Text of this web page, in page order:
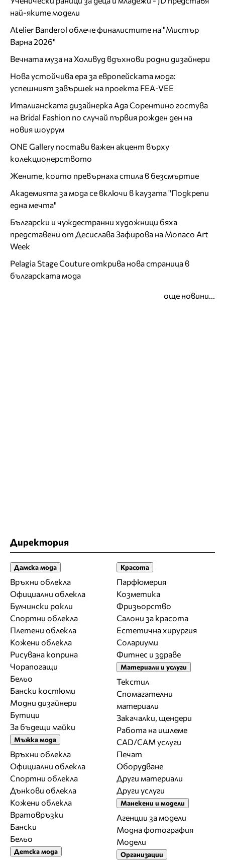
най-яките модели
Atelier Banderol облече финалистите на "Мистър
Варна 2026"
Вечната муза на Холивуд вдъхнови родни дизайнери
Нова устойчива ера за европейската мода:
успешният завършек на проекта FEA-VEE
Италианската дизайнерка Ада Сорентино гостува
на Bridal Fashion по случай първия рожден ден на
новия шоурум
ONE Gallery постави важен акцент върху
колекционерството
Жените, които превърнаха стила в безсмъртие
Академията за мода се включи в каузата "Подкрепи
една мечта"
Български и чуждестранни художници бяха
представени от Десислава Зафирова на Monaco Art
Week
Pelagia Stage Couture открива нова страница в
българската мода
още новини...
Директория
Дамска мода
Връхни облекла
Официални облекла
Булчински рокли
Спортни облекла
Плетени облекла
Кожени облекла
Рисувана коприна
Чорапогащи
Бельо
Бански костюми
Модни дизайнери
Бутици
За бъдещи майки
Мъжка мода
Връхни облекла
Официални облекла
Спортни облекла
Дънкови облекла
Кожени облекла
Вратовръзки
Бански
Бельо
Детска мода
Красота
Парфюмерия
Козметика
Фризьорство
Салони за красота
Естетична хирургия
Солариуми
Фитнес и здраве
Материали и услуги
Текстил
Спомагателни
материали
Закачалки, щендери
Работа на ишлеме
CAD/CAM услуги
Печат
Оборудване
Други материали
Други услуги
Манекени и модели
Агенции за модели
Модна фотография
Модели
Организации